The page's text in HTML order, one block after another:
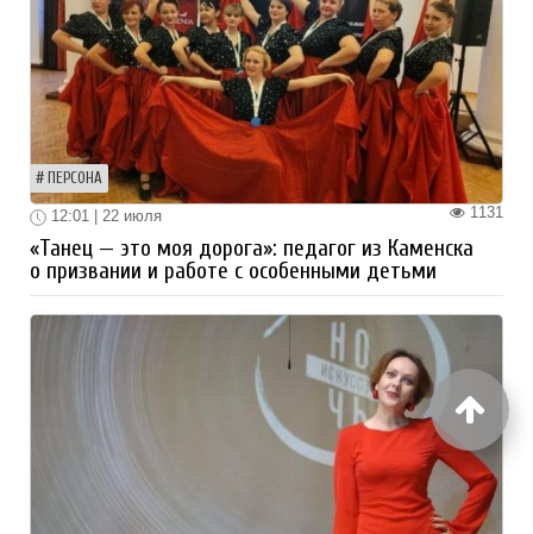
ПЕРСОНА
1131
12:01 | 22 июля
«Танец — это моя дорога»: педагог из Каменска
о призвании и работе с особенными детьми